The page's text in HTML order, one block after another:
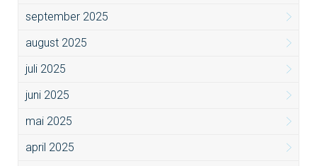
september 2025
august 2025
juli 2025
juni 2025
mai 2025
april 2025